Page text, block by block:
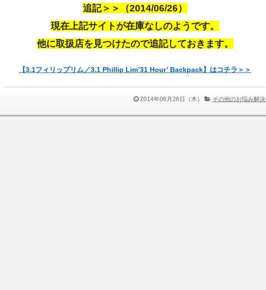
追記＞＞（2014/06/26）
現在上記サイトが在庫なしのようです。
他に取扱店を見つけたので追記しておきます。
【3.1フィリップリム／3.1 Phillip Lim’31 Hour’ Backpack】はコチラ＞＞
2014年06月26日（木） その他のお悩み解決